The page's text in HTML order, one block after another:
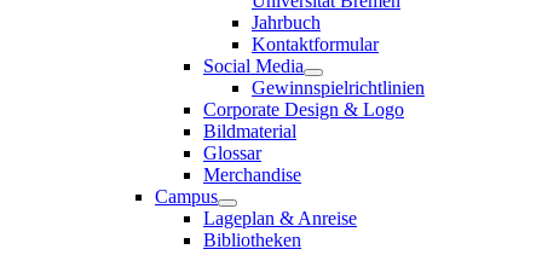
Jahrbuch
Kontaktformular
Social Media
Gewinnspielrichtlinien
Corporate Design & Logo
Bildmaterial
Glossar
Merchandise
Campus
Lageplan & Anreise
Bibliotheken